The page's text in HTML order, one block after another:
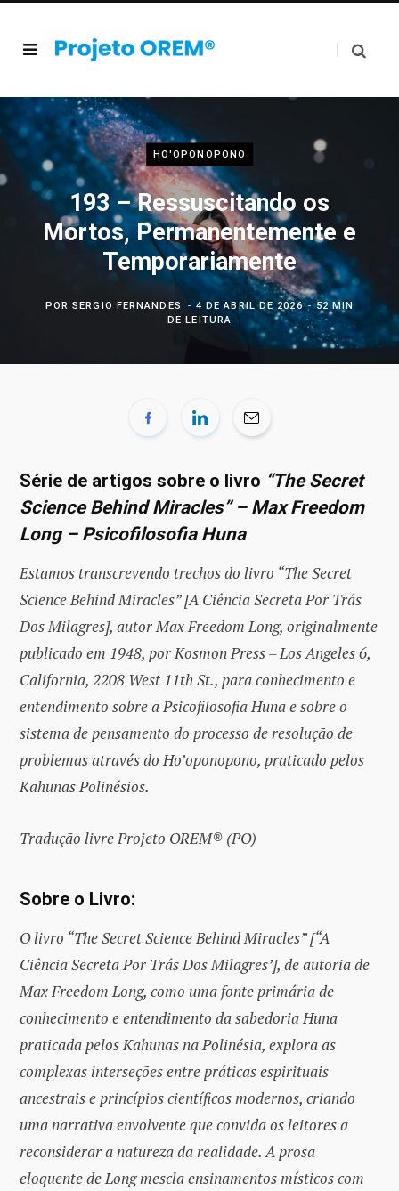
HO'OPONOPONO
193 – Ressuscitando os
Mortos, Permanentemente e
Temporariamente
PORSERGIO FERNANDES 4 DE ABRIL DE 2026
52 MIN
DE LEITURA
Série de artigos sobre o livro “The Secret
Science Behind Miracles” – Max Freedom
Long – Psicofilosofia Huna
Estamos transcrevendo trechos do livro “The Secret
Science Behind Miracles” [A Ciência Secreta Por Trás
Dos Milagres], autor Max Freedom Long, originalmente
publicado em 1948, por Kosmon Press – Los Angeles 6,
California, 2208 West 11th St., para conhecimento e
entendimento sobre a Psicofilosofia Huna e sobre o
sistema de pensamento do processo de resolução de
problemas através do Ho’oponopono, praticado pelos
Kahunas Polinésios.
Tradução livre Projeto OREM® (PO)
Sobre o Livro:
O livro “The Secret Science Behind Miracles” [“A
Ciência Secreta Por Trás Dos Milagres’], de autoria de
Max Freedom Long, como uma fonte primária de
conhecimento e entendimento da sabedoria Huna
praticada pelos Kahunas na Polinésia, explora as
complexas interseções entre práticas espirituais
ancestrais e princípios científicos modernos, criando
uma narrativa envolvente que convida os leitores a
reconsiderar a natureza da realidade. A prosa
eloquente de Long mescla ensinamentos místicos com